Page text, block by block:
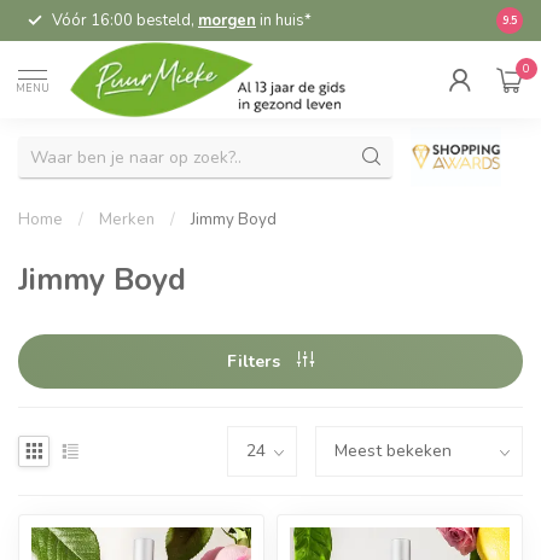
Vóór 16:00 besteld, morgen in huis* 9.5
MENU
0
Home / Merken / Jimmy Boyd
Jimmy Boyd
Filters